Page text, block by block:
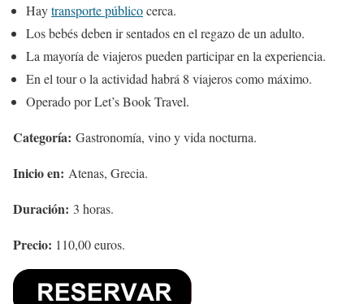
Haytransporte públicocerca.
Los bebés deben ir sentados en el regazo de un adulto.
La mayoría de viajeros pueden participar en la experiencia.
En el tour o la actividad habrá 8 viajeros como máximo.
Operado por Let’s Book Travel.
Categoría: Gastronomía, vino y vida nocturna.
Inicio en: Atenas, Grecia.
Duración: 3 horas.
Precio: 110,00 euros.